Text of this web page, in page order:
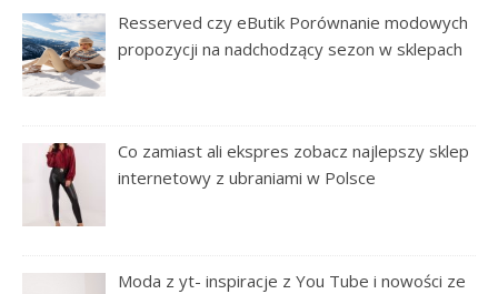
Resserved czy eButik Porównanie modowych
propozycji na nadchodzący sezon w sklepach
Co zamiast ali ekspres zobacz najlepszy sklep
internetowy z ubraniami w Polsce
Moda z yt- inspiracje z You Tube i nowości ze